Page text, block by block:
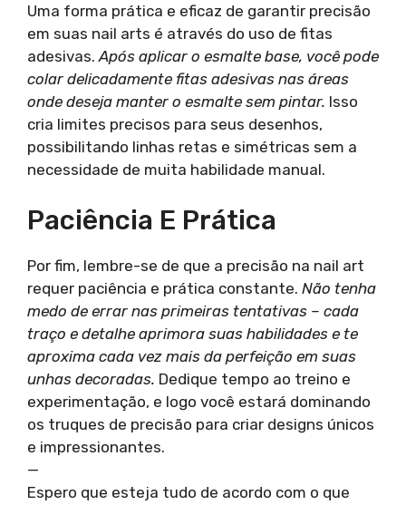
Uma forma prática e eficaz de garantir precisão
em suas nail arts é através do uso de fitas
adesivas. Após aplicar o esmalte base, você pode
colar delicadamente fitas adesivas nas áreas
onde deseja manter o esmalte sem pintar. Isso
cria limites precisos para seus desenhos,
possibilitando linhas retas e simétricas sem a
necessidade de muita habilidade manual.
Paciência E Prática
Por fim, lembre-se de que a precisão na nail art
requer paciência e prática constante. Não tenha
medo de errar nas primeiras tentativas – cada
traço e detalhe aprimora suas habilidades e te
aproxima cada vez mais da perfeição em suas
unhas decoradas. Dedique tempo ao treino e
experimentação, e logo você estará dominando
os truques de precisão para criar designs únicos
e impressionantes.
—
Espero que esteja tudo de acordo com o que